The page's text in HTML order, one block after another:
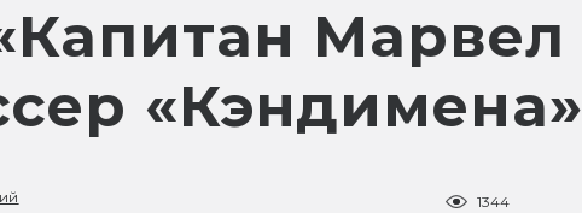
Марвел
«Кэндимена»
1344